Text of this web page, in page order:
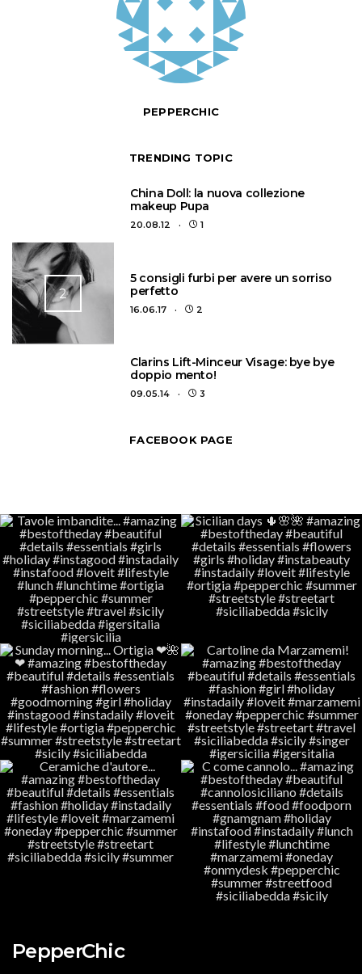
PEPPERCHIC
TRENDING TOPIC
China Doll: la nuova collezione
makeup Pupa
20.08.12 1
2
5 consigli furbi per avere un sorriso
perfetto
16.06.17 2
Clarins Lift-Minceur Visage: bye bye
doppio mento!
09.05.14 3
FACEBOOK PAGE
PepperChic